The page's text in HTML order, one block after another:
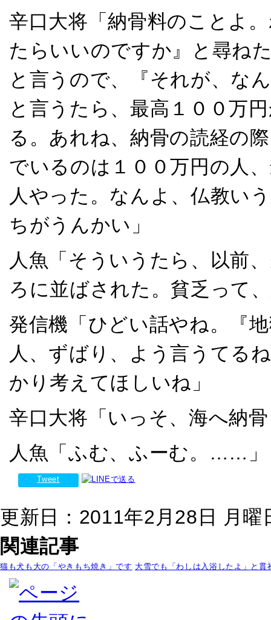
辛口大将「納骨料のことよ
たらいいのですか』と尋ね
と言うので、『それが、な
と言うたら、最高１００万
る。あれね、納骨の読経の
でいるのは１００万円の人
人やった。なんよ、仏教い
ちがうんかい」
人魚「そういうたら、以前
ろに並ばされた。貧乏って
発信機「ひどい話やね。『
人、ずばり、よう言うてる
かり考えてほしいね」
辛口大将「いっそ、海へ納
人魚「ふむ、ふーむ。……」
Tweet
更新日：2011年2月28日 月曜
関連記事
猫も犬も大の「やきもち焼き」です 大雪でも「わしは入浴したよ」と貫